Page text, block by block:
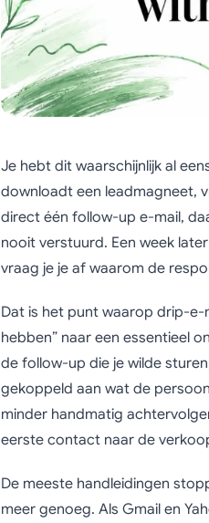
Je hebt dit waarschijnlijk al
downloadt een leadmagneet,
direct één follow-up e-mail,
nooit verstuurd. Een week
vraag je je af waarom de
Dat is het punt waarop drip-e-
hebben” naar een essentieel
de follow-up die je wilde
gekoppeld aan wat de
minder handmatig
eerste contact naar de
De meeste handleidingen
meer genoeg. Als Gmail en